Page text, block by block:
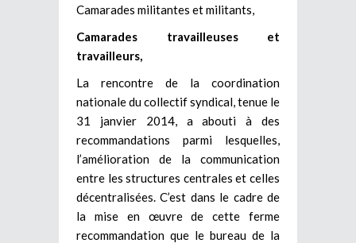
Camarades militantes et militants,
Camarades travailleuses et
travailleurs,
La rencontre de la coordination
nationale du collectif syndical, tenue le
31 janvier 2014, a abouti à des
recommandations parmi lesquelles,
l’amélioration de la communication
entre les structures centrales et celles
décentralisées. C’est dans le cadre de
la mise en œuvre de cette ferme
recommandation que le bureau de la